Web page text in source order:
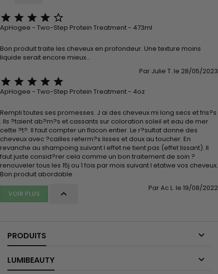
    
ApHogee - Two-Step Protein Treatment - 473ml
Bon produit traite les cheveux en profondeur. Une texture moins
liquide serait encore mieux...
Par Julie T. le 28/05/2023
    
ApHogee - Two-Step Protein Treatment - 4oz
Rempli toutes ses promesses. J ai des cheveux mi long secs et fris?s
. Ils ?taient ab?m?s et cassants sur coloration soleil et eau de mer
cette ?t?. Il faut compter un flacon entier. Le r?sultat donne des
cheveux avec ?cailles referm?s lisses et doux au toucher. En
revanche au shampoing suivant l effet ne tient pas (effet lissant). Il
faut juste consid?rer cela comme un bon traitement de soin ?
renouveler tous les 15j ou 1 fois par mois suivant l etatwe vos cheveux.
Bon produit abordable
Par Ac L. le 19/08/2022
VOIR PLUS 
PRODUITS 
LUMIBEAUTY 